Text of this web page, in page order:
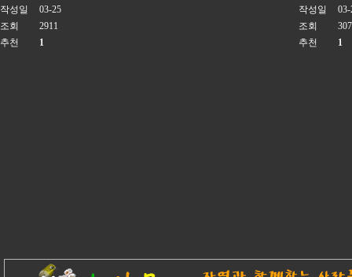
작성일
03-25
조회
2911
추천
1
작성일
03-
조회
추천
1